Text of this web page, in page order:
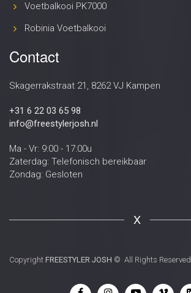
Voetbalkooi PK7000
Robinia Voetbalkooi
Contact
Skagerrakstraat 21, 8262 VJ Kampen
+31 6 22 03 65 98
info@freestylerjosh.nl
Ma - Vr: 9:00 - 17:00u
Zaterdag: Telefonisch bereikbaar
Zondag: Gesloten
X
Copyright FREESTYLER JOSH © All Rights Reserved